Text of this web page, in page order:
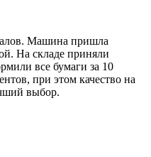
Машина пришла
На складе приняли
все бумаги за 10
при этом качество на
выбор.